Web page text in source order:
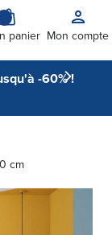
panier Mon compte
-60% !
cm